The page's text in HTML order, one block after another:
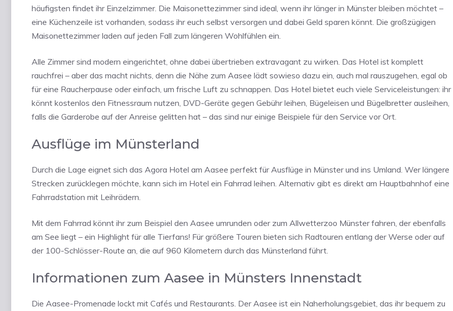
häufigsten findet ihr Einzelzimmer. Die Maisonettezimmer sind ideal, wenn ihr länger in Münster bleiben möchtet –
eine Küchenzeile ist vorhanden, sodass ihr euch selbst versorgen und dabei Geld sparen könnt. Die großzügigen
Maisonettezimmer laden auf jeden Fall zum längeren Wohlfühlen ein.
Alle Zimmer sind modern eingerichtet, ohne dabei übertrieben extravagant zu wirken. Das Hotel ist komplett
rauchfrei – aber das macht nichts, denn die Nähe zum Aasee lädt sowieso dazu ein, auch mal rauszugehen, egal ob
für eine Raucherpause oder einfach, um frische Luft zu schnappen. Das Hotel bietet euch viele Serviceleistungen: ihr
könnt kostenlos den Fitnessraum nutzen, DVD-Geräte gegen Gebühr leihen, Bügeleisen und Bügelbretter ausleihen,
falls die Garderobe auf der Anreise gelitten hat – das sind nur einige Beispiele für den Service vor Ort.
Ausflüge im Münsterland
Durch die Lage eignet sich das Agora Hotel am Aasee perfekt für Ausflüge in Münster und ins Umland. Wer längere
Strecken zurücklegen möchte, kann sich im Hotel ein Fahrrad leihen. Alternativ gibt es direkt am Hauptbahnhof eine
Fahrradstation mit Leihrädern.
Mit dem Fahrrad könnt ihr zum Beispiel den Aasee umrunden oder zum Allwetterzoo Münster fahren, der ebenfalls
am See liegt – ein Highlight für alle Tierfans! Für größere Touren bieten sich Radtouren entlang der Werse oder auf
der 100-Schlösser-Route an, die auf 960 Kilometern durch das Münsterland führt.
Informationen zum Aasee in Münsters Innenstadt
Die Aasee-Promenade lockt mit Cafés und Restaurants. Der Aasee ist ein Naherholungsgebiet, das ihr bequem zu